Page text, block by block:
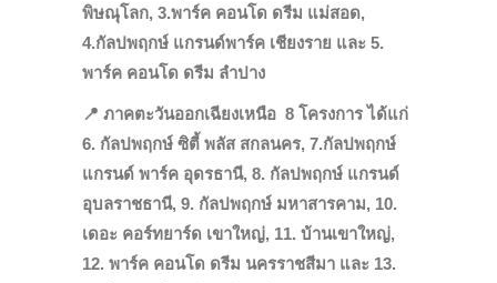
พิษณุโลก, 3.พาร์ค คอนโด ดรีม แม่สอด,
4.กัลปพฤกษ์ แกรนด์พาร์ค เชียงราย และ 5.
พาร์ค คอนโด ดรีม ลำปาง
📍 ภาคตะวันออกเฉียงเหนือ 8 โครงการได้แก่
6. กัลปพฤกษ์ ซิตี้ พลัส สกลนคร, 7.กัลปพฤกษ์
แกรนด์ พาร์ค อุดรธานี, 8. กัลปพฤกษ์ แกรนด์
อุบลราชธานี, 9. กัลปพฤกษ์ มหาสารคาม, 10.
เดอะ คอร์ทยาร์ด เขาใหญ่, 11. บ้านเขาใหญ่,
12. พาร์ค คอนโด ดรีม นครราชสีมา และ 13.